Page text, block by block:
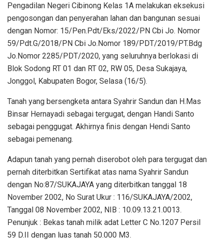
Pengadilan Negeri Cibinong Kelas 1A melakukan eksekusi
pengosongan dan penyerahan lahan dan bangunan sesuai
dengan Nomor: 15/Pen.Pdt/Eks/2022/PN Cbi Jo. Nomor
59/Pdt.G/2018/PN Cbi Jo.Nomor 189/PDT/2019/PT.Bdg
Jo.Nomor 2285/PDT/2020, yang seluruhnya berlokasi di
Blok Sodong RT 01 dan RT 02, RW 05, Desa Sukajaya,
Jonggol, Kabupaten Bogor, Selasa (16/5).
Tanah yang bersengketa antara Syahrir Sandun dan H.Mas
Binsar Hernayadi sebagai tergugat, dengan Handi Santo
sebagai penggugat. Akhirnya finis dengan Hendi Santo
sebagai pemenang.
Adapun tanah yang pernah diserobot oleh para tergugat dan
pernah diterbitkan Sertifikat atas nama Syahrir Sandun
dengan No:87/SUKAJAYA yang diterbitkan tanggal 18
November 2002, No Surat Ukur : 116/SUKAJAYA/2002,
Tanggal 08 November 2002, NIB : 10.09.13.21.0013.
Penunjuk : Bekas tanah milik adat Letter C No.1207 Persil
59 D.II dengan luas tanah 50.000 M3.